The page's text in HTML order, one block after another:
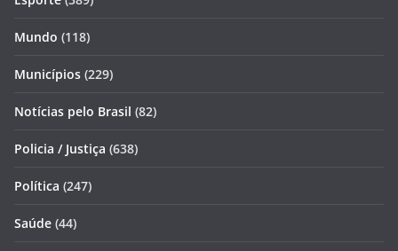
Mundo (118)
Municípios (229)
Notícias pelo Brasil (82)
Policia / Justiça (638)
Política (247)
Saúde (44)